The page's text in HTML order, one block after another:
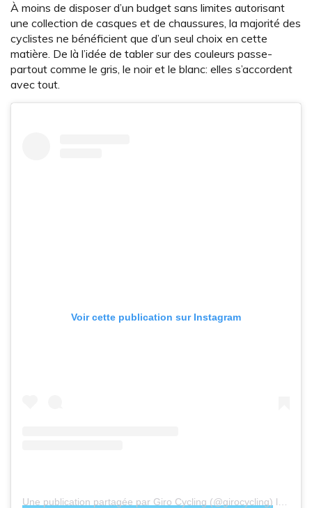
À moins de disposer d’un budget sans limites autorisant
une collection de casques et de chaussures, la majorité des
cyclistes ne bénéficient que d’un seul choix en cette
matière. De là l’idée de tabler sur des couleurs passe-
partout comme le gris, le noir et le blanc: elles s’accordent
avec tout.
Voir cette publication sur Instagram
Une publication partagée par Giro Cycling (@girocycling) le